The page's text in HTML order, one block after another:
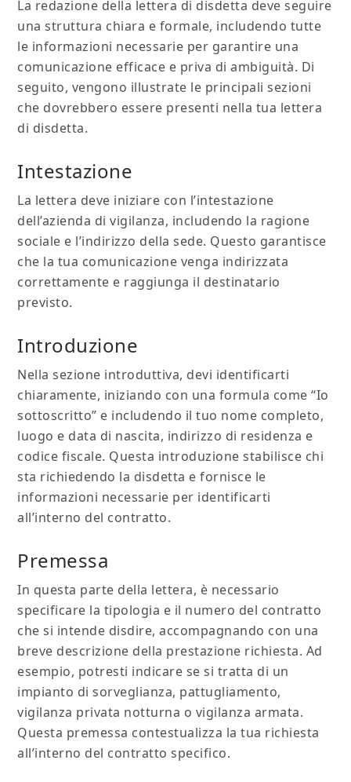
La redazione della lettera di disdetta deve seguire
una struttura chiara e formale, includendo tutte
le informazioni necessarie per garantire una
comunicazione efficace e priva di ambiguità. Di
seguito, vengono illustrate le principali sezioni
che dovrebbero essere presenti nella tua lettera
di disdetta.
Intestazione
La lettera deve iniziare con l’intestazione
dell’azienda di vigilanza, includendo la ragione
sociale e l’indirizzo della sede. Questo garantisce
che la tua comunicazione venga indirizzata
correttamente e raggiunga il destinatario
previsto.
Introduzione
Nella sezione introduttiva, devi identificarti
chiaramente, iniziando con una formula come “Io
sottoscritto” e includendo il tuo nome completo,
luogo e data di nascita, indirizzo di residenza e
codice fiscale. Questa introduzione stabilisce chi
sta richiedendo la disdetta e fornisce le
informazioni necessarie per identificarti
all’interno del contratto.
Premessa
In questa parte della lettera, è necessario
specificare la tipologia e il numero del contratto
che si intende disdire, accompagnando con una
breve descrizione della prestazione richiesta. Ad
esempio, potresti indicare se si tratta di un
impianto di sorveglianza, pattugliamento,
vigilanza privata notturna o vigilanza armata.
Questa premessa contestualizza la tua richiesta
all’interno del contratto specifico.